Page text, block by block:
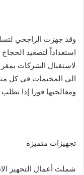
وقد جهزت الراجحي
استعداداً لتصعيد
لاستقبال الشركات
الي المخيمات في كل
ومعالجتها فورا إذا تطلب
تجهيزات متميزة
شملت أعمال التجهيز